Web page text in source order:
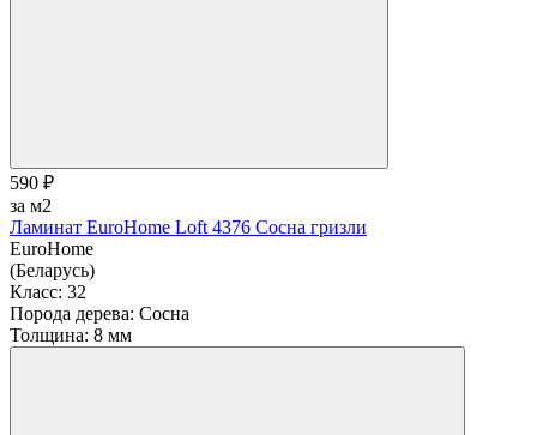
590 ₽
за м2
Ламинат EuroHome Loft 4376 Сосна гризли
EuroHome
(Беларусь)
Класс: 32
Порода дерева: Сосна
Толщина: 8 мм